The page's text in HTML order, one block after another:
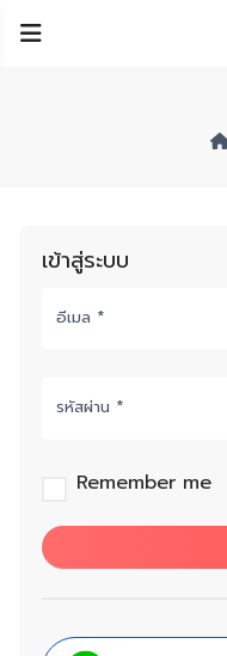
เข้าสู่ระบบ
อีเมล *
รหัสผ่าน *
Remember me